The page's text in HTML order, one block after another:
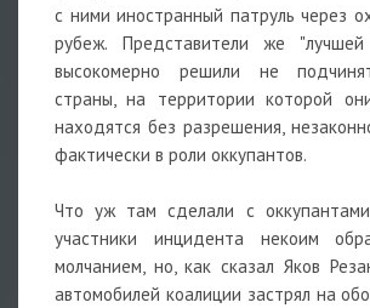
с ними иностранный патруль через
рубеж. Представители же
высокомерно решили не
страны, на территории которой
находятся без разрешения,
фактически в роли оккупантов.
Что уж там сделали с
участники инцидента некоим
молчанием, но, как сказал Яков
автомобилей коалиции застрял на